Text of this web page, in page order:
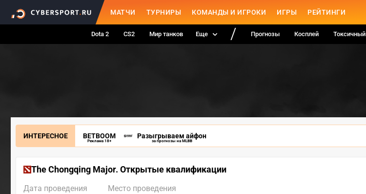
МАТЧИ ТУРНИРЫ КОМАНДЫ И ИГРОКИ ИГРЫ РЕЙТИНГИ
Dota 2 CS2 Мир танков Еще Прогнозы Косплей Токсичный
ИНТЕРЕСНОЕ BETBOOM
Реклама 18+
Разыгрываем айфон
за прогнозы на MLBB
The Chongqing Major. Открытые квалификации
Дата проведения
Место проведения